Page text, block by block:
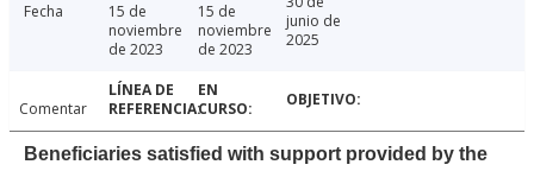
Fecha
15 de
noviembre
de 2023
15 de
noviembre
de 2023
junio de
2025
Comentar
Beneficiaries satisfied with support provided by the